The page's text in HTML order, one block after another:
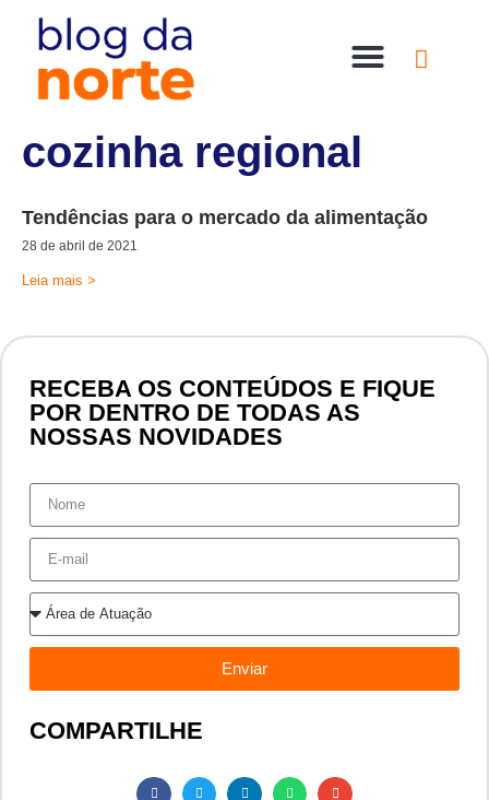
cozinha regional
Tendências para o mercado da alimentação
28 de abril de 2021
Leia mais >
RECEBA OS CONTEÚDOS E FIQUE
POR DENTRO DE TODAS AS
NOSSAS NOVIDADES
Enviar
COMPARTILHE